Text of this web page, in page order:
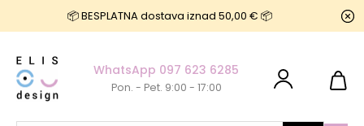
📦 BESPLATNA dostava iznad 50,00 € 📦
WhatsApp 097 623 6285
Pon. - Pet. 9:00 - 17:00